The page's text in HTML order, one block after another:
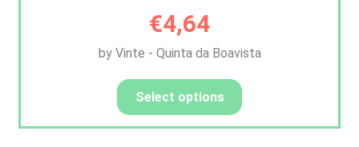
€4,64
by Vinte - Quinta da Boavista
Select options